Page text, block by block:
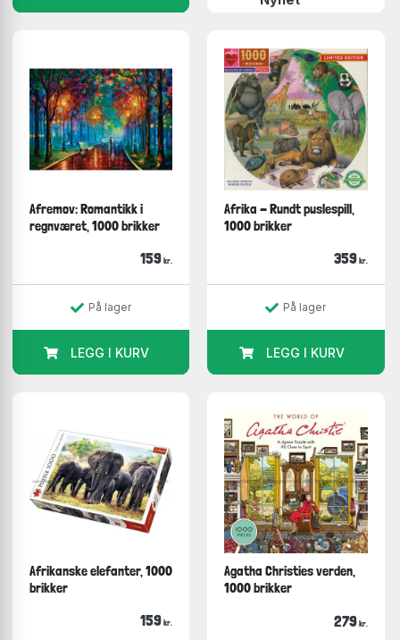
Afremov: Romantikk i
regnværet, 1000 brikker
159 kr.
På lager
LEGG I KURV
Afrika - Rundt puslespill,
1000 brikker
359 kr.
På lager
LEGG I KURV
Afrikanske elefanter, 1000
brikker
159 kr.
Agatha Christies verden,
1000 brikker
279 kr.